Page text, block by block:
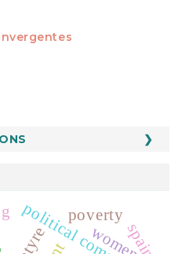
poverty
spain
women